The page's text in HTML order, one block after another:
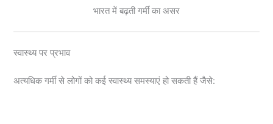
भारत में बढ़ती गर्मी का असर
स्वास्थ्य पर प्रभाव
अत्यधिक गर्मी से लोगों को कई स्वास्थ्य समस्याएं हो सकती हैं जैसे: